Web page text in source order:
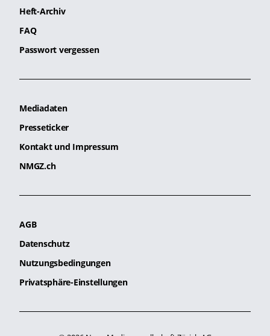
Heft-Archiv
FAQ
Passwort vergessen
Mediadaten
Presseticker
Kontakt und Impressum
NMGZ.ch
AGB
Datenschutz
Nutzungsbedingungen
Privatsphäre-Einstellungen